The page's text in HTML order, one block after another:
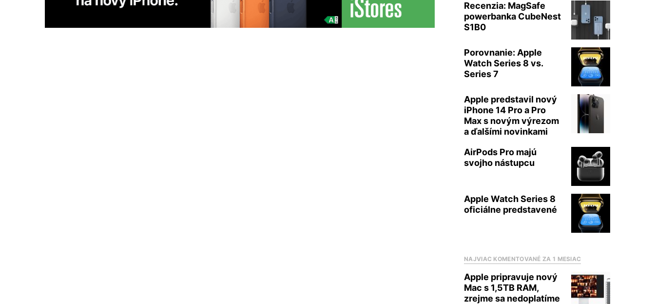
Recenzia: MagSafe
powerbanka CubeNest
S1B0
Porovnanie: Apple
Watch Series 8 vs.
Series 7
Apple predstavil nový
iPhone 14 Pro a Pro
Max s novým výrezom
a ďalšími novinkami
AirPods Pro majú
svojho nástupcu
Apple Watch Series 8
oficiálne predstavené
NAJVIAC KOMENTOVANÉ ZA 1 MESIAC
Apple pripravuje nový
Mac s 1,5TB RAM,
zrejme sa nedoplatíme